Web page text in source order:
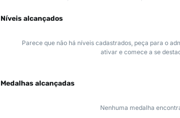
Níveis alcançados
Parece que não há níveis cadastrados, peça para o
ativar e comece a se
Medalhas alcançadas
Nenhuma medalha